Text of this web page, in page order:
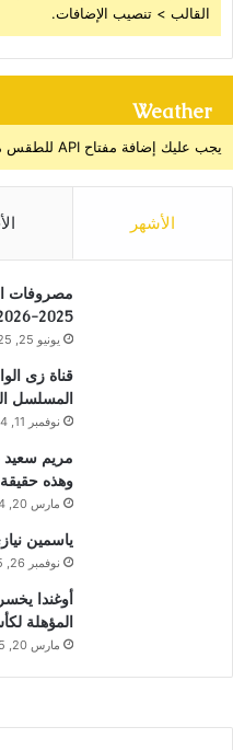
القالب > تنصيب الإضافات.
Weather
يجب عليك إضافة مفتاح API للطقس من خلال صفحة إعدادات القالب > الدمج
الأشهر
مصروفات
2025-2026.. الأسعار وطرق السداد
يونيو 25, 2025
قناة زى
المسلسل
نوفمبر 11, 2024
وهذه
مارس 20, 2024
ياسمين
نوفمبر 26, 2025
أوغندا
المؤهلة
مارس 20, 2025